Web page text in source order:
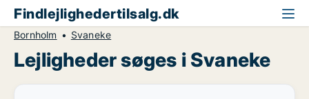
Findlejlighedertilsalg.dk
Bornholm Svaneke
Lejligheder søges i Svaneke